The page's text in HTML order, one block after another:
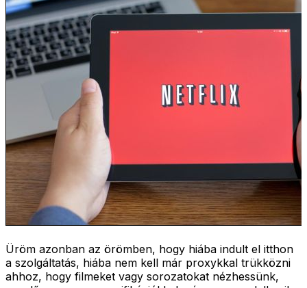
Üröm azonban az örömben, hogy hiába indult el itthon
a szolgáltatás, hiába nem kell már proxykkal trükközni
ahhoz, hogy filmeket vagy sorozatokat nézhessünk,